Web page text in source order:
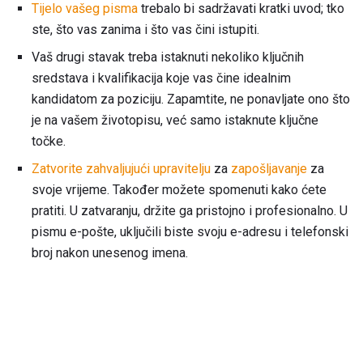
Tijelo vašeg pisma trebalo bi sadržavati kratki uvod; tko
ste, što vas zanima i što vas čini istupiti.
Vaš drugi stavak treba istaknuti nekoliko ključnih
sredstava i kvalifikacija koje vas čine idealnim
kandidatom za poziciju. Zapamtite, ne ponavljate ono što
je na vašem životopisu, već samo istaknute ključne
točke.
Zatvorite zahvaljujući upravitelju za zapošljavanje za
svoje vrijeme. Također možete spomenuti kako ćete
pratiti. U zatvaranju, držite ga pristojno i profesionalno. U
pismu e-pošte, uključili biste svoju e-adresu i telefonski
broj nakon unesenog imena.